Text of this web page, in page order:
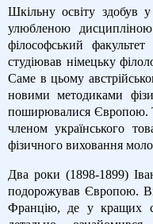
Шкільну освіту здобув
улюбленою
філософський
студіював німецьку
Саме в цьому
новими методиками
поширювалися Європою.
членом українського
фізичного виховання
Два роки (1898-1899)
подорожував Європою.
Францію, де у кращих